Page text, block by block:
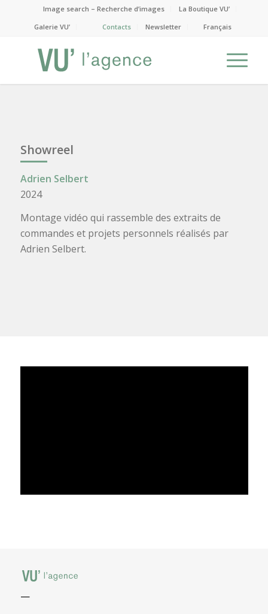
Image search – Recherche d’images
La Boutique VU’
Galerie VU’
Contacts Newsletter Français
Showreel
Adrien Selbert
2024
Montage vidéo qui rassemble des extraits de
commandes et projets personnels réalisés par
Adrien Selbert.
—